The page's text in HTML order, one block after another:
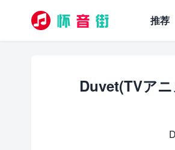
推荐
Duvet(TVア